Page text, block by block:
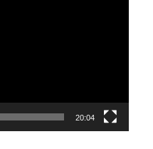
20:04